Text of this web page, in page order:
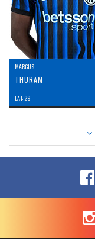
MARCUS
THURAM
LAT: 29